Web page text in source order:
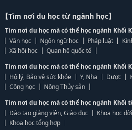
【Tìm nơi du học từ ngành học】
Tìm nơi du học mà có thể học ngành Khối
Văn học
Ngôn ngữ học Pháp luật
Xã hội học
Quan hệ quốc tế
Tìm nơi du học mà có thể học ngành Khối
Hộ lý, Bảo vệ sức khỏe
Y, Nha Dược
Công học
Nông Thủy sản
Tìm nơi du học mà có thể học ngành Khối
Đào tạo giảng viên, Giáo dục
Khoa học
Khoa học tổng hợp